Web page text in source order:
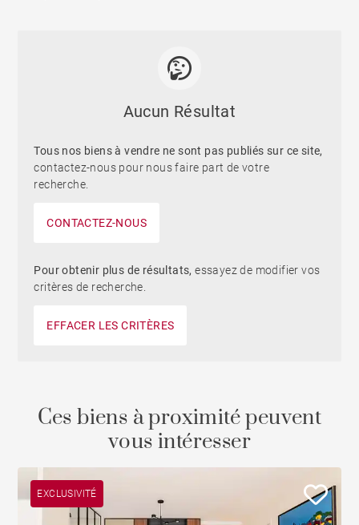
Aucun Résultat
Tous nos biens à vendre ne sont pas publiés sur ce site,
contactez-nous pour nous faire part de votre
recherche.
CONTACTEZ-NOUS
Pour obtenir plus de résultats,essayez de modifier vos
critères de recherche.
EFFACER LES CRITÈRES
Ces biens à proximité peuvent
vous intéresser
EXCLUSIVITÉ